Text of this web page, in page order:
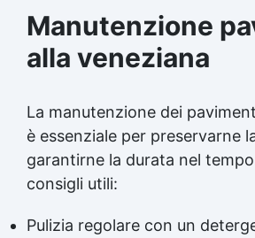
Manutenzione
alla veneziana
La manutenzione dei
è essenziale per preservarne
garantirne la durata nel
consigli utili:
Pulizia regolare con un